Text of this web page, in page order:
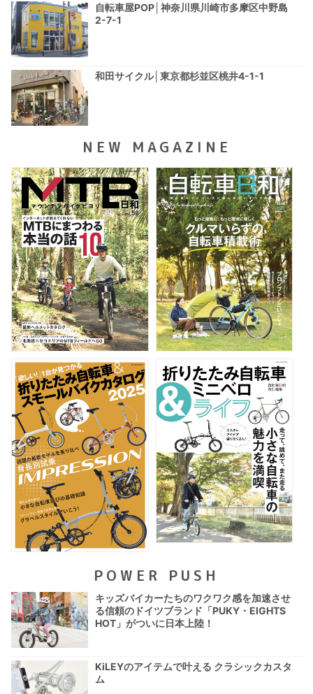
自転車屋POP│神奈川県川崎市多摩区中野島
2-7-1
和田サイクル│東京都杉並区桃井4-1-1
NEW MAGAZINE
POWER PUSH
キッズバイカーたちのワクワク感を加速させ
る信頼のドイツブランド「PUKY・EIGHTS
HOT」がついに日本上陸！
KiLEYのアイテムで叶える クラシックカスタ
ム